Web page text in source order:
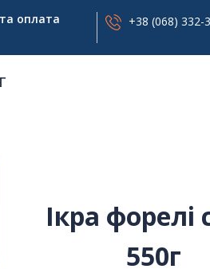
оплата +38 (068) 332-
Ікра форелі
550г